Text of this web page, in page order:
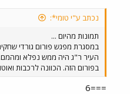
נכתב ע"י טומי*:
תמונות מהיום ...
העיר ר"ג היה ממש נפלא ומהמם.
בפורום הזה. הכוונה לרכבות
===6